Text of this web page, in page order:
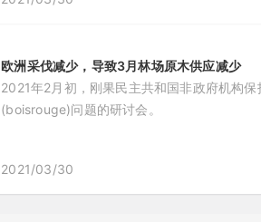
欧洲采伐减少，导致3月林场原木供应减少
2021年2月初，刚果民主共和国非政府机构
(boisrouge)问题的研讨会。
2021/03/30